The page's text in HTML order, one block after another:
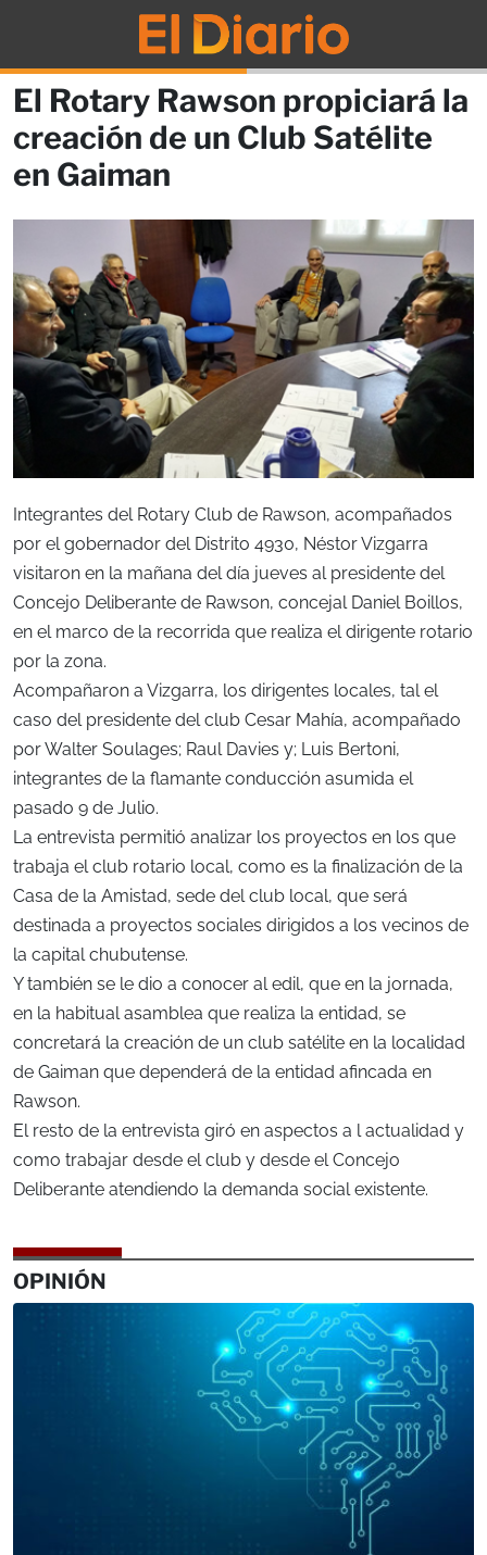
El Rotary Rawson propiciará la
creación de un Club Satélite
en Gaiman
Integrantes del Rotary Club de Rawson, acompañados
por el gobernador del Distrito 4930, Néstor Vizgarra
visitaron en la mañana del día jueves al presidente del
Concejo Deliberante de Rawson, concejal Daniel Boillos,
en el marco de la recorrida que realiza el dirigente rotario
por la zona.
Acompañaron a Vizgarra, los dirigentes locales, tal el
caso del presidente del club Cesar Mahía, acompañado
por Walter Soulages; Raul Davies y; Luis Bertoni,
integrantes de la flamante conducción asumida el
pasado 9 de Julio.
La entrevista permitió analizar los proyectos en los que
trabaja el club rotario local, como es la finalización de la
Casa de la Amistad, sede del club local, que será
destinada a proyectos sociales dirigidos a los vecinos de
la capital chubutense.
Y también se le dio a conocer al edil, que en la jornada,
en la habitual asamblea que realiza la entidad, se
concretará la creación de un club satélite en la localidad
de Gaiman que dependerá de la entidad afincada en
Rawson.
El resto de la entrevista giró en aspectos a l actualidad y
como trabajar desde el club y desde el Concejo
Deliberante atendiendo la demanda social existente.
OPINIÓN